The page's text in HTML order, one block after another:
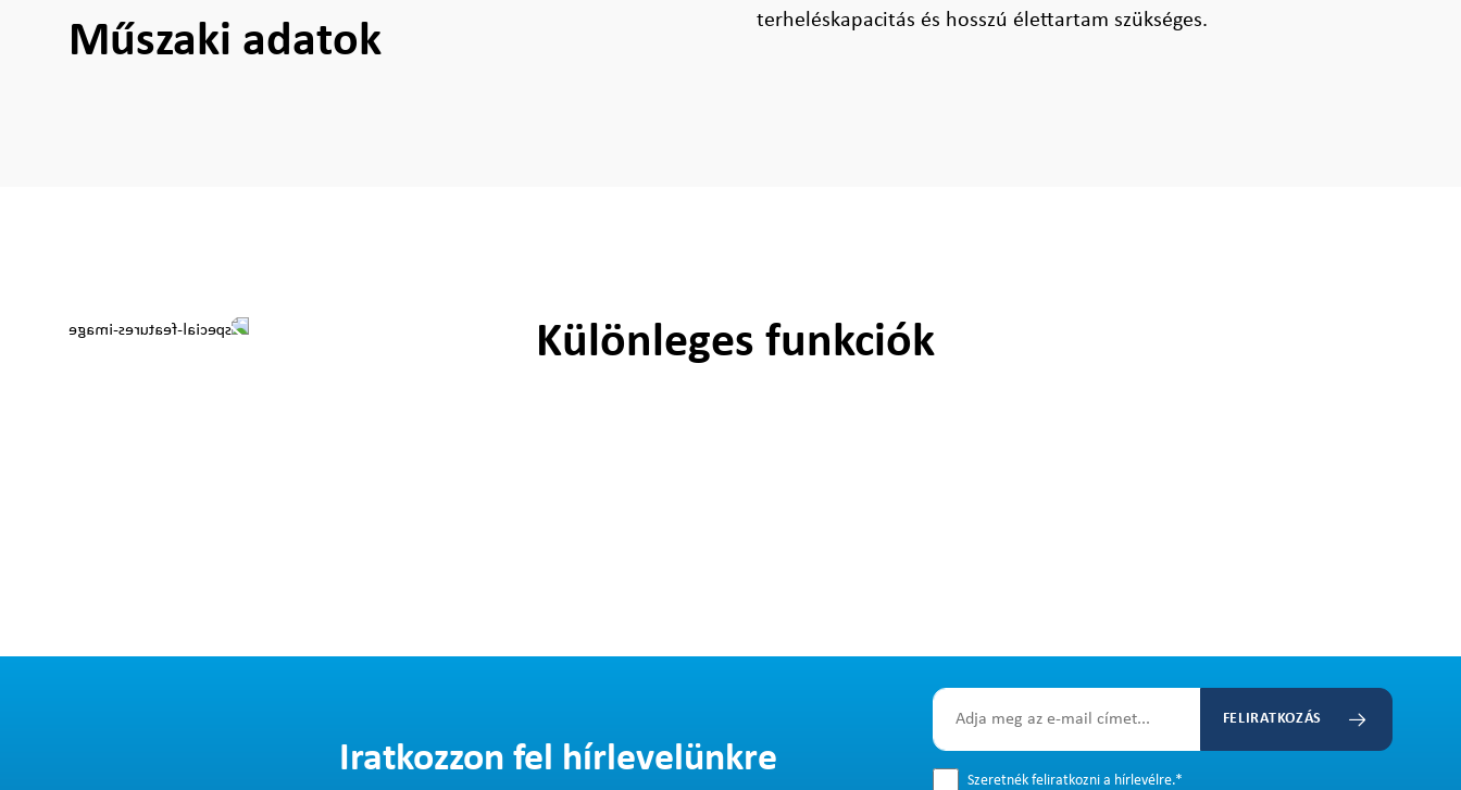
Műszaki adatok
terheléskapacitás és hosszú élettartam szükséges.
Különleges funkciók
Iratkozzon fel hírlevelünkre
FELIRATKOZÁS
Szeretnék feliratkozni a hírlevélre.*